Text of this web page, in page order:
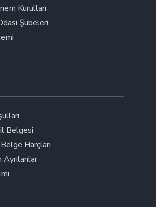
Kurulları
Şubeleri
Belgesi
Harçları
Ayrılanlar